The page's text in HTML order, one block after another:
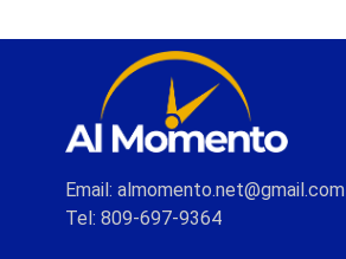
Email: almomento.net@gmail.com
Tel: 809-697-9364